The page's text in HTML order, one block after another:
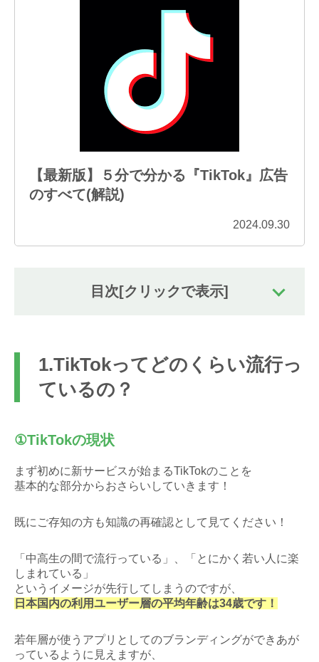
【最新版】５分で分かる『TikTok』広告
のすべて(解説)
2024.09.30
目次[クリックで表示]
1.TikTokってどのくらい流行っ
ているの？
①TikTokの現状
まず初めに新サービスが始まるTikTokのことを
基本的な部分からおさらいしていきます！
既にご存知の方も知識の再確認として見てください！
「中高生の間で流行っている」、「とにかく若い人に楽
しまれている」
というイメージが先行してしまうのですが、
日本国内の利用ユーザー層の平均年齢は34歳です！
若年層が使うアプリとしてのブランディングができあが
っているように見えますが、